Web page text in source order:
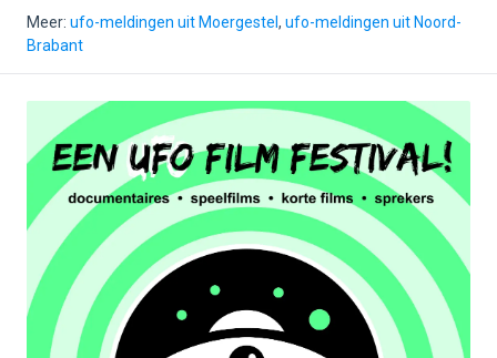
Meer: ufo-meldingen uit Moergestel , ufo-meldingen uit Noord-
Brabant